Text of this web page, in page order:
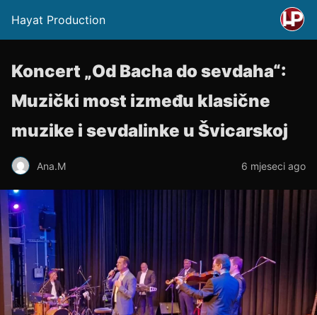
Hayat Production
Koncert „Od Bacha do sevdaha“:
Muzički most između klasične
muzike i sevdalinke u Švicarskoj
Ana.M 6 mjeseci ago